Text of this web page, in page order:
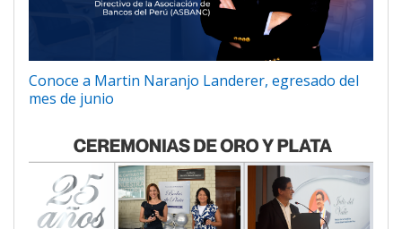
Conoce a Martin Naranjo Landerer, egresado del
mes de junio